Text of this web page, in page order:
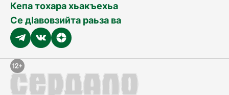
Кепа тохара хьакъехьа
Се дӀавовзийта раьза ва